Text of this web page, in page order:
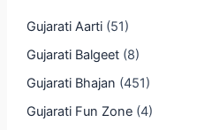
Gujarati Aarti(51)
Gujarati Balgeet(8)
Gujarati Bhajan (451)
Gujarati Fun Zone(4)